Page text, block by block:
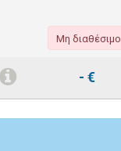
Μη διαθέσιμο
- €